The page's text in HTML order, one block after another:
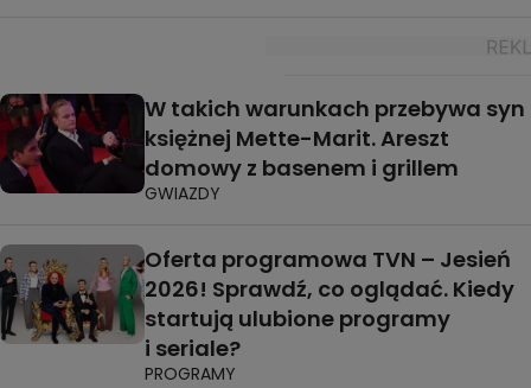
W takich warunkach przebywa syn
księżnej Mette-Marit. Areszt
domowy z basenem i grillem
GWIAZDY
Oferta programowa TVN – Jesień
2026! Sprawdź, co oglądać. Kiedy
startują ulubione programy
i seriale?
PROGRAMY